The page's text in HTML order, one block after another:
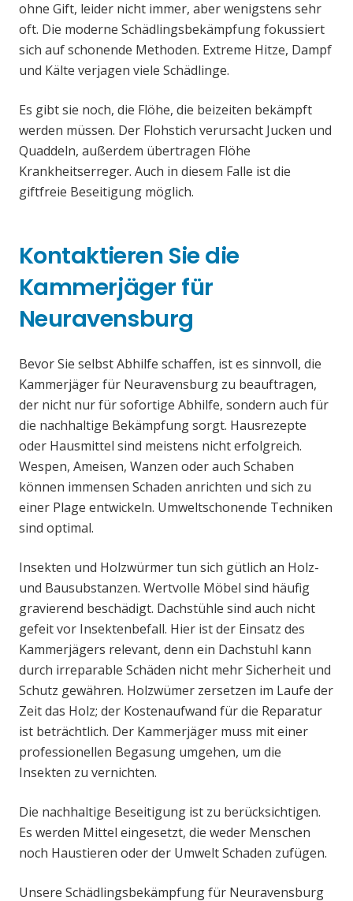
ohne Gift, leider nicht immer, aber wenigstens sehr
oft. Die moderne Schädlingsbekämpfung fokussiert
sich auf schonende Methoden. Extreme Hitze, Dampf
und Kälte verjagen viele Schädlinge.
Es gibt sie noch, die Flöhe, die beizeiten bekämpft
werden müssen. Der Flohstich verursacht Jucken und
Quaddeln, außerdem übertragen Flöhe
Krankheitserreger. Auch in diesem Falle ist die
giftfreie Beseitigung möglich.
Kontaktieren Sie die
Kammerjäger für
Neuravensburg
Bevor Sie selbst Abhilfe schaffen, ist es sinnvoll, die
Kammerjäger für Neuravensburg zu beauftragen,
der nicht nur für sofortige Abhilfe, sondern auch für
die nachhaltige Bekämpfung sorgt. Hausrezepte
oder Hausmittel sind meistens nicht erfolgreich.
Wespen, Ameisen, Wanzen oder auch Schaben
können immensen Schaden anrichten und sich zu
einer Plage entwickeln. Umweltschonende Techniken
sind optimal.
Insekten und Holzwürmer tun sich gütlich an Holz-
und Bausubstanzen. Wertvolle Möbel sind häufig
gravierend beschädigt. Dachstühle sind auch nicht
gefeit vor Insektenbefall. Hier ist der Einsatz des
Kammerjägers relevant, denn ein Dachstuhl kann
durch irreparable Schäden nicht mehr Sicherheit und
Schutz gewähren. Holzwümer zersetzen im Laufe der
Zeit das Holz; der Kostenaufwand für die Reparatur
ist beträchtlich. Der Kammerjäger muss mit einer
professionellen Begasung umgehen, um die
Insekten zu vernichten.
Die nachhaltige Beseitigung ist zu berücksichtigen.
Es werden Mittel eingesetzt, die weder Menschen
noch Haustieren oder der Umwelt Schaden zufügen.
Unsere Schädlingsbekämpfung für Neuravensburg